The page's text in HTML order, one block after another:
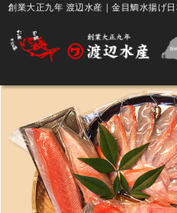
創業大正九年 渡辺水産｜金目鯛水揚げ